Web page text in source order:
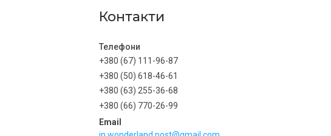
Контакти
+380 (67) 111-96-87
+380 (50) 618-46-61
+380 (63) 255-36-68
+380 (66) 770-26-99